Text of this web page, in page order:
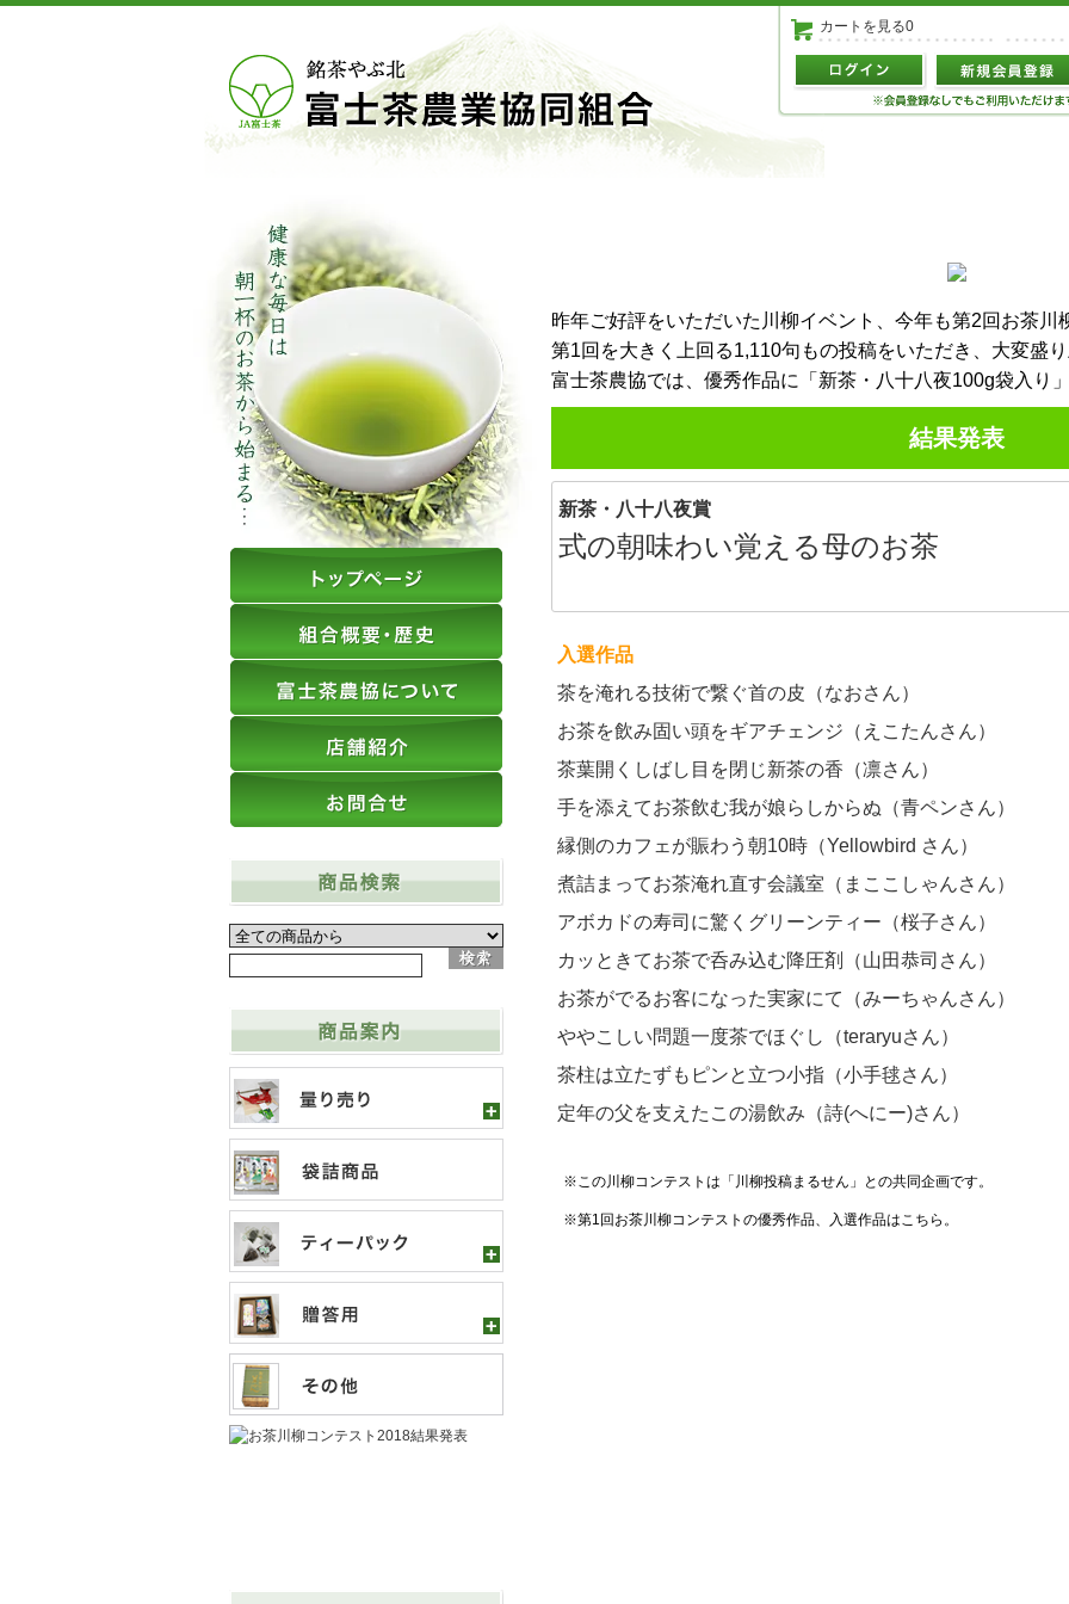
カートを見る0
昨年ご好評をいただいた川柳イベント、今年も第2回お茶川
第1回を大きく上回る1,110句もの投稿をいただき、大変盛
富士茶農協では、優秀作品に「新茶・八十八夜100g袋入り
結果発表
新茶・八十八夜賞
式の朝味わい覚える母のお茶
入選作品
茶を淹れる技術で繋ぐ首の皮（なおさん）
お茶を飲み固い頭をギアチェンジ（えこたんさん）
茶葉開くしばし目を閉じ新茶の香（凛さん）
手を添えてお茶飲む我が娘らしからぬ（青ペンさん）
縁側のカフェが賑わう朝10時（Yellowbird さん）
煮詰まってお茶淹れ直す会議室（まここしゃんさん）
アボカドの寿司に驚くグリーンティー（桜子さん）
カッときてお茶で呑み込む降圧剤（山田恭司さん）
お茶がでるお客になった実家にて（みーちゃんさん）
ややこしい問題一度茶でほぐし（teraryuさん）
茶柱は立たずもピンと立つ小指（小手毬さん）
定年の父を支えたこの湯飲み（詩(へにー)さん）
※この川柳コンテストは「川柳投稿まるせん」との共同企画です。
※第1回お茶川柳コンテストの優秀作品、入選作品はこちら。